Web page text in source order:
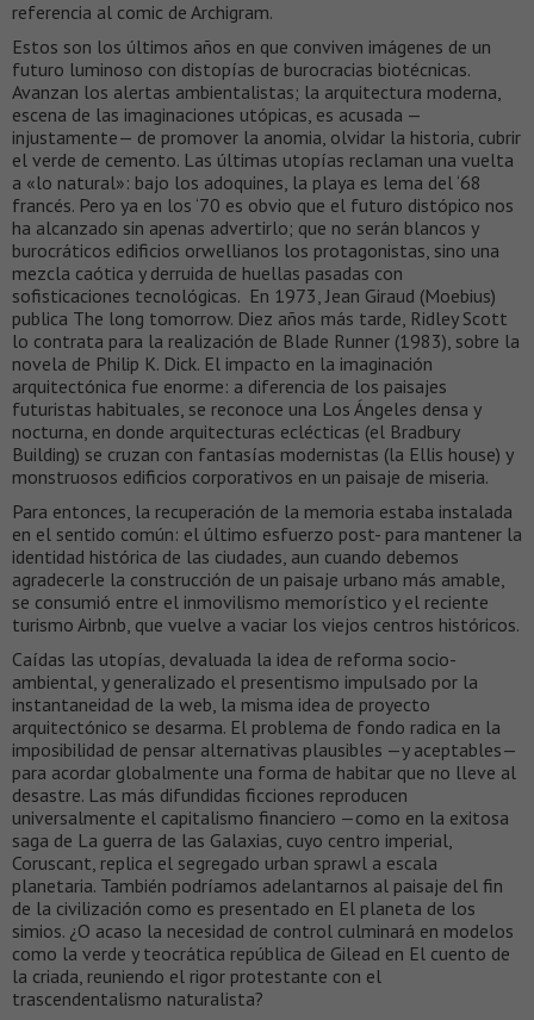
referencia al comic de Archigram.
Estos son los últimos años en que conviven imágenes de un
futuro luminoso con distopías de burocracias biotécnicas.
Avanzan los alertas ambientalistas; la arquitectura moderna,
escena de las imaginaciones utópicas, es acusada —
injustamente— de promover la anomia, olvidar la historia, cubrir
el verde de cemento. Las últimas utopías reclaman una vuelta
a «lo natural»: bajo los adoquines, la playa es lema del ‘68
francés. Pero ya en los ‘70 es obvio que el futuro distópico nos
ha alcanzado sin apenas advertirlo; que no serán blancos y
burocráticos edificios orwellianos los protagonistas, sino una
mezcla caótica y derruida de huellas pasadas con
sofisticaciones tecnológicas. En 1973, Jean Giraud (Moebius)
publica The long tomorrow. Diez años más tarde, Ridley Scott
lo contrata para la realización de Blade Runner (1983), sobre la
novela de Philip K. Dick. El impacto en la imaginación
arquitectónica fue enorme: a diferencia de los paisajes
futuristas habituales, se reconoce una Los Ángeles densa y
nocturna, en donde arquitecturas eclécticas (el Bradbury
Building) se cruzan con fantasías modernistas (la Ellis house) y
monstruosos edificios corporativos en un paisaje de miseria.
Para entonces, la recuperación de la memoria estaba instalada
en el sentido común: el último esfuerzo post- para mantener la
identidad histórica de las ciudades, aun cuando debemos
agradecerle la construcción de un paisaje urbano más amable,
se consumió entre el inmovilismo memorístico y el reciente
turismo Airbnb, que vuelve a vaciar los viejos centros históricos.
Caídas las utopías, devaluada la idea de reforma socio-
ambiental, y generalizado el presentismo impulsado por la
instantaneidad de la web, la misma idea de proyecto
arquitectónico se desarma. El problema de fondo radica en la
imposibilidad de pensar alternativas plausibles —y aceptables—
para acordar globalmente una forma de habitar que no lleve al
desastre. Las más difundidas ficciones reproducen
universalmente el capitalismo financiero —como en la exitosa
saga de La guerra de las Galaxias, cuyo centro imperial,
Coruscant, replica el segregado urban sprawl a escala
planetaria. También podríamos adelantarnos al paisaje del fin
de la civilización como es presentado en El planeta de los
simios. ¿O acaso la necesidad de control culminará en modelos
como la verde y teocrática república de Gilead en El cuento de
la criada, reuniendo el rigor protestante con el
trascendentalismo naturalista?